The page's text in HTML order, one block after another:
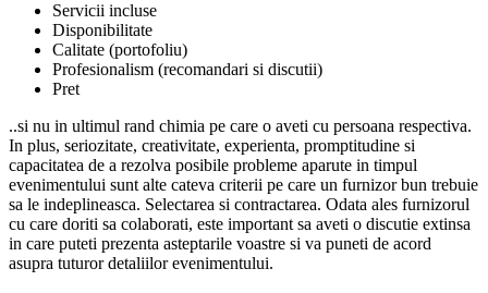
Servicii incluse
Disponibilitate
Calitate (portofoliu)
Profesionalism (recomandari si discutii)
Pret
..si nu in ultimul rand chimia pe care o aveti cu persoana respectiva.
In plus, seriozitate, creativitate, experienta, promptitudine si
capacitatea de a rezolva posibile probleme aparute in timpul
evenimentului sunt alte cateva criterii pe care un furnizor bun trebuie
sa le indeplineasca. Selectarea si contractarea. Odata ales furnizorul
cu care doriti sa colaborati, este important sa aveti o discutie extinsa
in care puteti prezenta asteptarile voastre si va puneti de acord
asupra tuturor detaliilor evenimentului.